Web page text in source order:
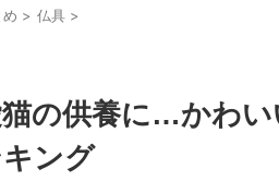
> 仏具 >
の供養に…かわ
ング